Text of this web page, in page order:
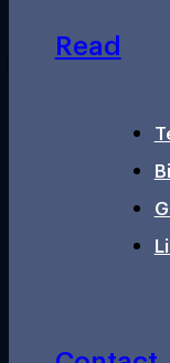
Read